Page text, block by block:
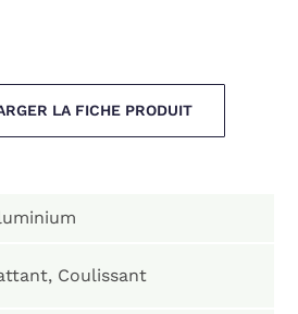
LA FICHE PRODUIT
Coulissant